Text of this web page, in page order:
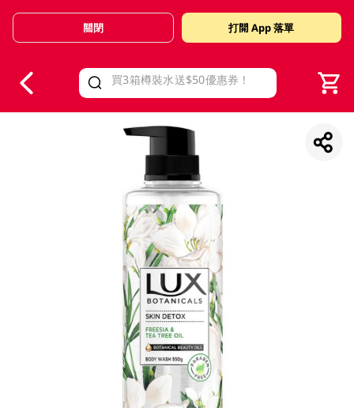
Valid Until 30 June 2026
關閉 打開 App 落單